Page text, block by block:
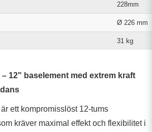
228mm
Ø 226 mm
31 kg
– 12" baselement med extrem kraft
ett kompromisslöst 12-tums
kräver maximal effekt och flexibilitet i